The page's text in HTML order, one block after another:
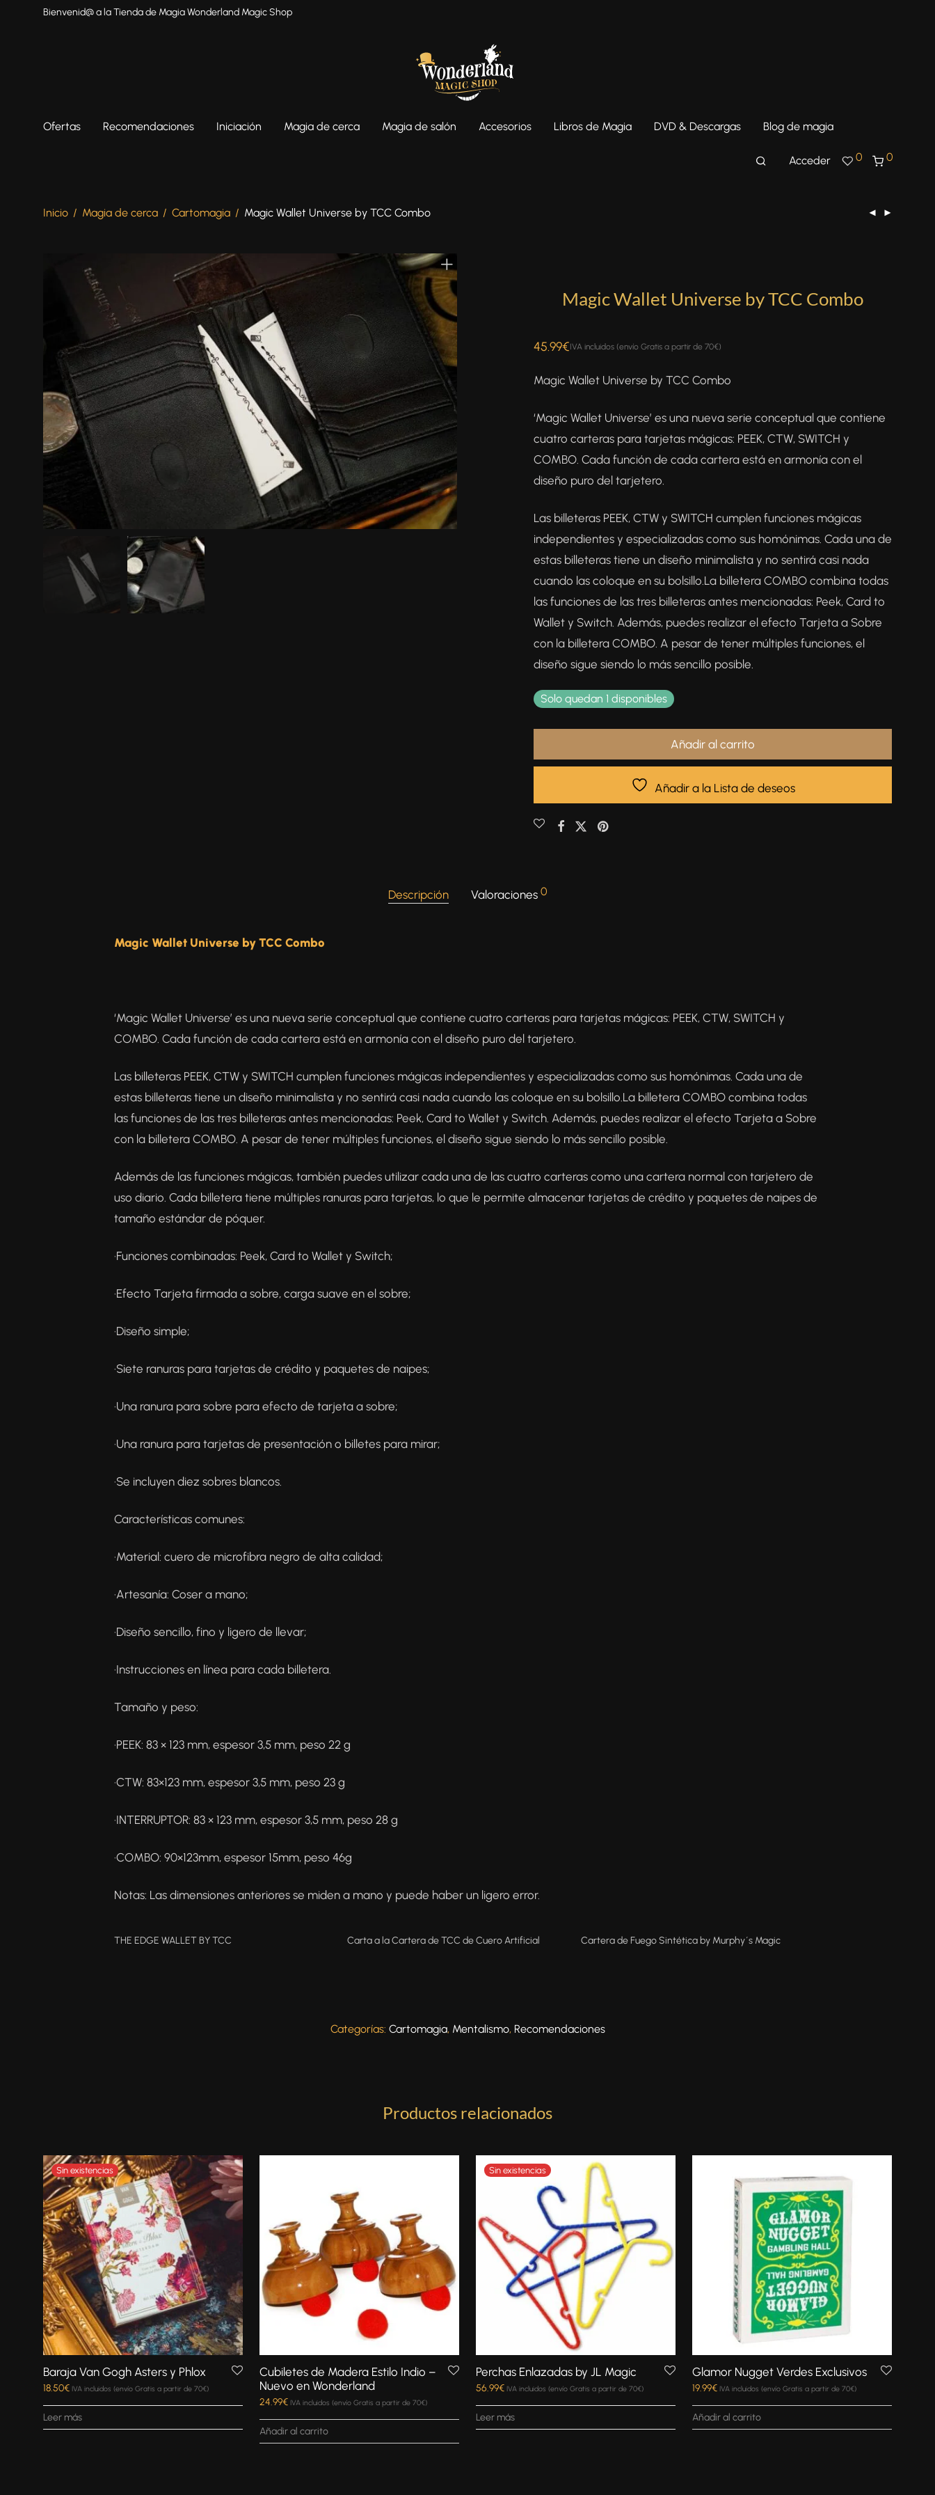
Bienvenid@ a la Tienda de Magia Wonderland Magic Shop
Ofertas Recomendaciones Iniciación Magia de cerca Magia de salón Accesorios Libros de Magia DVD & Descargas Blog de magia
Acceder 0 0
Inicio / Magia de cerca / Cartomagia / Magic Wallet Universe by TCC Combo
Magic Wallet Universe by TCC Combo
45.99€IVA incluidos (envío Gratis a partir de 70€)
Magic Wallet Universe by TCC Combo
‘Magic Wallet Universe’ es una nueva serie conceptual que contiene
cuatro carteras para tarjetas mágicas: PEEK, CTW, SWITCH y
COMBO. Cada función de cada cartera está en armonía con el
diseño puro del tarjetero.
Las billeteras PEEK, CTW y SWITCH cumplen funciones mágicas
independientes y especializadas como sus homónimas. Cada una de
estas billeteras tiene un diseño minimalista y no sentirá casi nada
cuando las coloque en su bolsillo.La billetera COMBO combina todas
las funciones de las tres billeteras antes mencionadas: Peek, Card to
Wallet y Switch. Además, puedes realizar el efecto Tarjeta a Sobre
con la billetera COMBO. A pesar de tener múltiples funciones, el
diseño sigue siendo lo más sencillo posible.
Solo quedan 1 disponibles
Añadir al carrito
Añadir a la Lista de deseos
Descripción Valoraciones 0
Magic Wallet Universe by TCC Combo
‘Magic Wallet Universe’ es una nueva serie conceptual que contiene cuatro carteras para tarjetas mágicas: PEEK, CTW, SWITCH y
COMBO. Cada función de cada cartera está en armonía con el diseño puro del tarjetero.
Las billeteras PEEK, CTW y SWITCH cumplen funciones mágicas independientes y especializadas como sus homónimas. Cada una de
estas billeteras tiene un diseño minimalista y no sentirá casi nada cuando las coloque en su bolsillo.La billetera COMBO combina todas
las funciones de las tres billeteras antes mencionadas: Peek, Card to Wallet y Switch. Además, puedes realizar el efecto Tarjeta a Sobre
con la billetera COMBO. A pesar de tener múltiples funciones, el diseño sigue siendo lo más sencillo posible.
Además de las funciones mágicas, también puedes utilizar cada una de las cuatro carteras como una cartera normal con tarjetero de
uso diario. Cada billetera tiene múltiples ranuras para tarjetas, lo que le permite almacenar tarjetas de crédito y paquetes de naipes de
tamaño estándar de póquer.
·Funciones combinadas: Peek, Card to Wallet y Switch;
·Efecto Tarjeta firmada a sobre, carga suave en el sobre;
·Diseño simple;
·Siete ranuras para tarjetas de crédito y paquetes de naipes;
·Una ranura para sobre para efecto de tarjeta a sobre;
·Una ranura para tarjetas de presentación o billetes para mirar;
·Se incluyen diez sobres blancos.
Características comunes:
·Material: cuero de microfibra negro de alta calidad;
·Artesanía: Coser a mano;
·Diseño sencillo, fino y ligero de llevar;
·Instrucciones en línea para cada billetera.
Tamaño y peso:
·PEEK: 83 × 123 mm, espesor 3,5 mm, peso 22 g
·CTW: 83×123 mm, espesor 3,5 mm, peso 23 g
·INTERRUPTOR: 83 × 123 mm, espesor 3,5 mm, peso 28 g
·COMBO: 90×123mm, espesor 15mm, peso 46g
Notas: Las dimensiones anteriores se miden a mano y puede haber un ligero error.
THE EDGE WALLET BY TCC Carta a la Cartera de TCC de Cuero Artificial Cartera de Fuego Sintética by Murphy´s Magic
Categorías: Cartomagia, Mentalismo, Recomendaciones
Productos relacionados
Baraja Van Gogh Asters y Phlox
18.50€ IVA incluidos (envío Gratis a partir de 70€)
Leer más
Cubiletes de Madera Estilo Indio –
Nuevo en Wonderland
24.99€ IVA incluidos (envío Gratis a partir de 70€)
Añadir al carrito
Perchas Enlazadas by JL Magic
56.99€ IVA incluidos (envío Gratis a partir de 70€)
Leer más
Glamor Nugget Verdes Exclusivos
19.99€ IVA incluidos (envío Gratis a partir de 70€)
Añadir al carrito